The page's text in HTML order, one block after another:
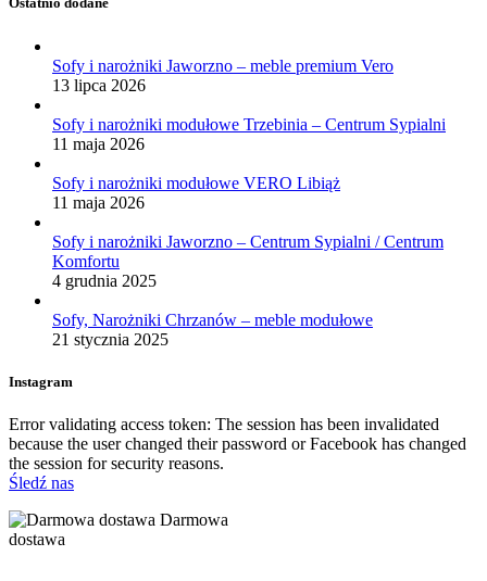
Sofy i narożniki Jaworzno – meble premium Vero
13 lipca 2026
Sofy i narożniki modułowe Trzebinia – Centrum Sypialni
11 maja 2026
Sofy i narożniki modułowe VERO Libiąż
11 maja 2026
Sofy i narożniki Jaworzno – Centrum Sypialni / Centrum
Komfortu
4 grudnia 2025
Sofy, Narożniki Chrzanów – meble modułowe
21 stycznia 2025
Instagram
Error validating access token: The session has been invalidated
because the user changed their password or Facebook has changed
the session for security reasons.
Śledź nas
Darmowa
dostawa